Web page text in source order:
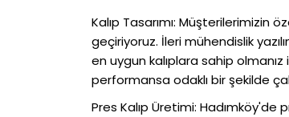
Kalıp Tasarımı: Müşterilerimizin
geçiriyoruz. İleri mühendislik
en uygun kalıplara sahip
performansa odaklı bir şekilde
Pres Kalıp Üretimi: